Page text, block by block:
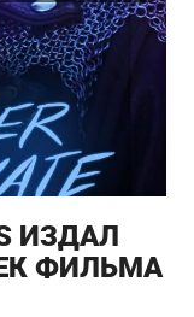
ИЗДАЛ
ФИЛЬМА